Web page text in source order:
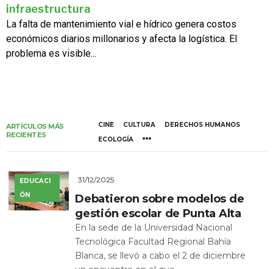
infraestructura
La falta de mantenimiento vial e hídrico genera costos
económicos diarios millonarios y afecta la logística. El
problema es visible...
ARTÍCULOS MÁS
RECIENTES
CINE CULTURA
DERECHOS HUMANOS
ECOLOGÍA
EDUCACI
ÓN
31/12/2025
Debatieron sobre modelos de
gestión escolar de Punta Alta
En la sede de la Universidad Nacional
Tecnológica Facultad Regional Bahía
Blanca, se llevó a cabo el 2 de diciembre